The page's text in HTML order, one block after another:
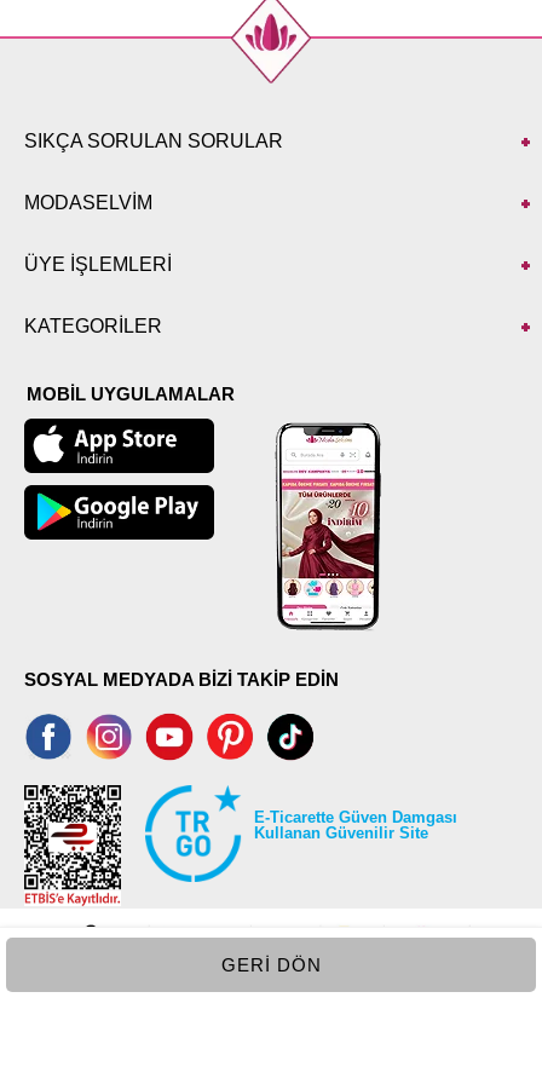
GERI DÖN
SIKÇA SORULAN SORULAR
MODASELVİM
ÜYE İŞLEMLERİ
KATEGORİLER
MOBİL UYGULAMALAR
SOSYAL MEDYADA BİZİ TAKİP EDİN
E-Ticarette Güven Damgası
Kullanan Güvenilir Site